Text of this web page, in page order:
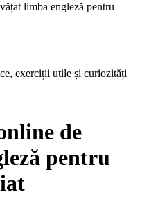
limba engleză pentru
exerciții utile și curiozități
de
pentru